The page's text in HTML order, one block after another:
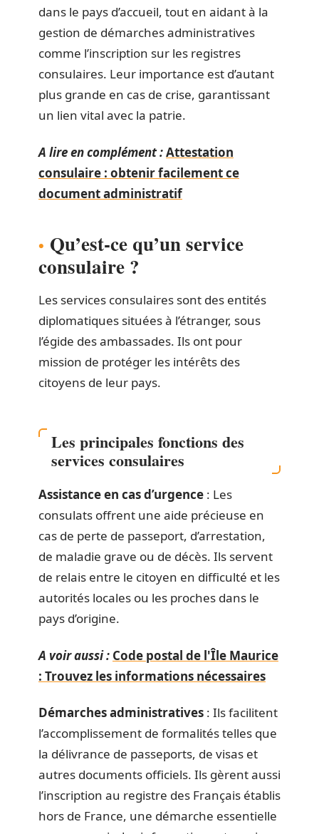
dans le pays d’accueil, tout en aidant à la
gestion de démarches administratives
comme l’inscription sur les registres
consulaires. Leur importance est d’autant
plus grande en cas de crise, garantissant
un lien vital avec la patrie.
A lire en complément :Attestation
consulaire : obtenir facilement ce
document administratif
Qu’est-ce qu’un service
consulaire ?
Les services consulaires sont des entités
diplomatiques situées à l’étranger, sous
l’égide des ambassades. Ils ont pour
mission de protéger les intérêts des
citoyens de leur pays.
Les principales fonctions des
services consulaires
Assistance en cas d’urgence : Les
consulats offrent une aide précieuse en
cas de perte de passeport, d’arrestation,
de maladie grave ou de décès. Ils servent
de relais entre le citoyen en difficulté et les
autorités locales ou les proches dans le
pays d’origine.
A voir aussi : Code postal de l'Île Maurice
: Trouvez les informations nécessaires
Démarches administratives : Ils facilitent
l’accomplissement de formalités telles que
la délivrance de passeports, de visas et
autres documents officiels. Ils gèrent aussi
l’inscription au registre des Français établis
hors de France, une démarche essentielle